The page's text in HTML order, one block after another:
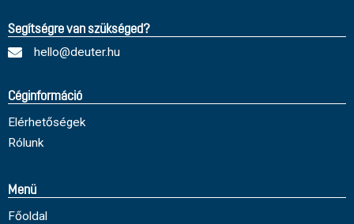
Segítségre van szükséged?
hello@deuter.hu
Céginformáció
Elérhetőségek
Rólunk
Menü
Főoldal